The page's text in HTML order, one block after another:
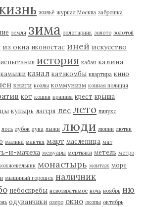
жильё журнал Москва заброшка
земля зима золотарник золото золотой
из окна иконостас иней искусство
испытания история кабан калина
камыши канал катакомбы квартира кино
книги козлы коммунизм конная полиция
кот кошки крапива крест крыша
купырь лагеря лес лето линукс
лось лубок луна лыжи люди люпин лютик
малина мантия март масленица мат
и-мачеха мемуары мертвяки метель метро
монастырь монтаж море
мышиный горошек наличник
небоскребы невозвратимое ночь ноябрь ню
одуванчики озеро окно окопы октябрь